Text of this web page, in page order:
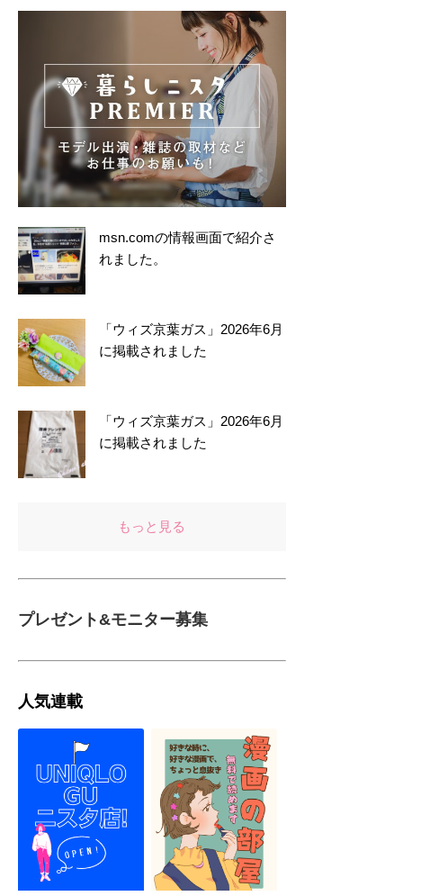
msn.comの情報画面で紹介さ
れました。
「ウィズ京葉ガス」2026年6月
に掲載されました
「ウィズ京葉ガス」2026年6月
に掲載されました
もっと見る
プレゼント&モニター募集
人気連載